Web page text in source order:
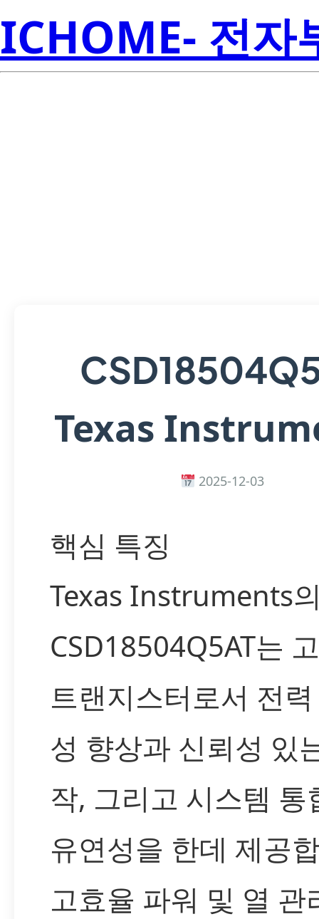
ICHOME- 전자
Texas
2025-12-03
핵심 특징
Texas Instruments
CSD18504Q5AT는
트랜지스터로서 전
성 향상과 신뢰성 있
작, 그리고 시스템 통
유연성을 한데 제공
고효율 파워 및 열 관